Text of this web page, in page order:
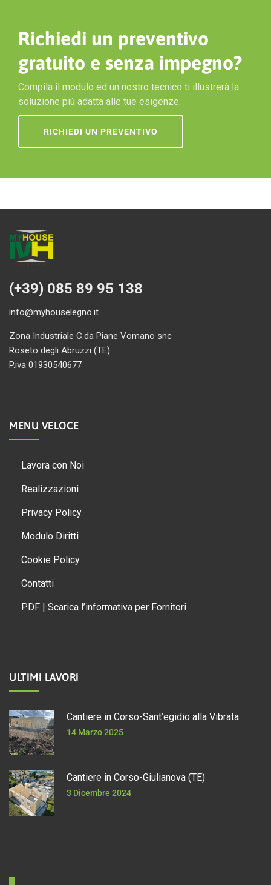
Richiedi un preventivo
gratuito e senza impegno?
Compila il modulo ed un nostro tecnico ti illustrerà la
soluzione più adatta alle tue esigenze.
RICHIEDI UN PREVENTIVO
(+39) 085 89 95 138
info@myhouselegno.it
Zona Industriale C.da Piane Vomano snc
Roseto degli Abruzzi (TE)
P.iva 01930540677
MENU VELOCE
Lavora con Noi
Realizzazioni
Privacy Policy
Modulo Diritti
Cookie Policy
Contatti
PDF | Scarica l’informativa per Fornitori
ULTIMI LAVORI
Cantiere in Corso-Sant’egidio alla Vibrata
14 Marzo 2025
Cantiere in Corso-Giulianova (TE)
3 Dicembre 2024